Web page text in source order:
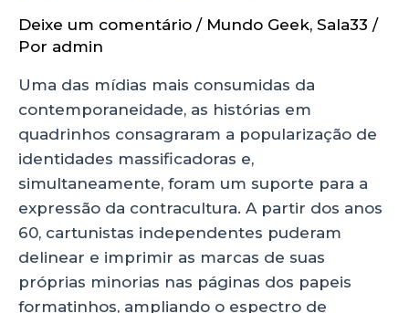
Deixe um comentário / Mundo Geek, Sala33 /
Por admin
Uma das mídias mais consumidas da
contemporaneidade, as histórias em
quadrinhos consagraram a popularização de
identidades massificadoras e,
simultaneamente, foram um suporte para a
expressão da contracultura. A partir dos anos
60, cartunistas independentes puderam
delinear e imprimir as marcas de suas
próprias minorias nas páginas dos papeis
formatinhos, ampliando o espectro de